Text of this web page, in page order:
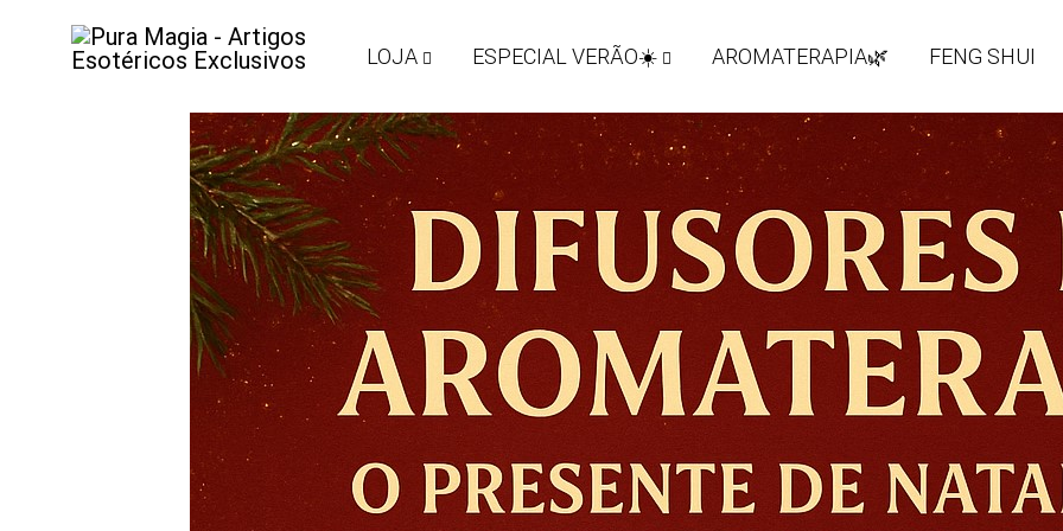
LOJA ESPECIAL VERÃO☀️ AROMATERAPIA🌿 FENG SHUI